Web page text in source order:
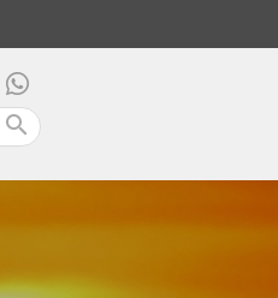
search